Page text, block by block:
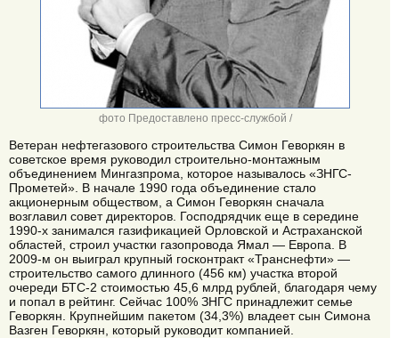
фото Предоставлено пресс-службой /
Ветеран нефтегазового строительства Симон Геворкян в
советское время руководил строительно-монтажным
объединением Мингазпрома, которое называлось «ЗНГС-
Прометей». В начале 1990 года объединение стало
акционерным обществом, а Симон Геворкян сначала
возглавил совет директоров. Господрядчик еще в середине
1990-х занимался газификацией Орловской и Астраханской
областей, строил участки газопровода Ямал — Европа. В
2009-м он выиграл крупный госконтракт «Транснефти» —
строительство самого длинного (456 км) участка второй
очереди БТС-2 стоимостью 45,6 млрд рублей, благодаря чему
и попал в рейтинг. Сейчас 100% ЗНГС принадлежит семье
Геворкян. Крупнейшим пакетом (34,3%) владеет сын Симона
Вазген Геворкян, который руководит компанией.